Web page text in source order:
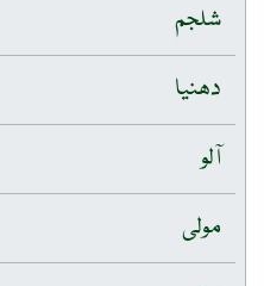
شلجم
دھنیا
آلو
مولی